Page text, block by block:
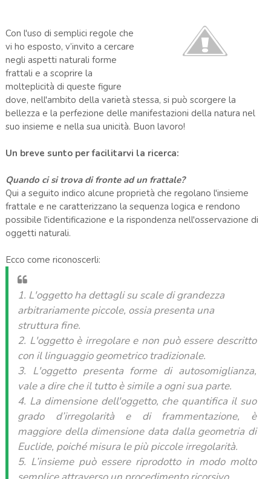
Con l'uso di semplici regole che
vi ho esposto, v’invito a cercare
negli aspetti naturali forme
frattali e a scoprire la
molteplicità di queste figure
dove, nell'ambito della varietà stessa, si può scorgere la
bellezza e la perfezione delle manifestazioni della natura nel
suo insieme e nella sua unicità. Buon lavoro!
Un breve sunto per facilitarvi la ricerca:
Quando ci si trova di fronte ad un frattale?
Qui a seguito indico alcune proprietà che regolano l'insieme
frattale e ne caratterizzano la sequenza logica e rendono
possibile l'identificazione e la rispondenza nell'osservazione di
oggetti naturali.
Ecco come riconoscerli:
1. L'oggetto ha dettagli su scale di grandezza
arbitrariamente piccole, ossia presenta una
struttura fine.
2. L'oggetto è irregolare e non può essere descritto
con il linguaggio geometrico tradizionale.
3. L'oggetto presenta forme di autosomiglianza,
vale a dire che il tutto è simile a ogni sua parte.
4. La dimensione dell'oggetto, che quantifica il suo
grado d’irregolarità e di frammentazione, è
maggiore della dimensione data dalla geometria di
Euclide, poiché misura le più piccole irregolarità.
5. L’insieme può essere riprodotto in modo molto